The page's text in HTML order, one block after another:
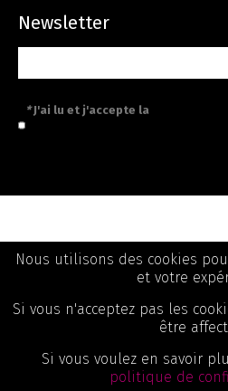
Nous utilisons des cookies
et votre
Si vous n'acceptez pas les
être
Si vous voulez en savoir
politique de
Newsletter
*J'ai lu et j'accepte la
Informations